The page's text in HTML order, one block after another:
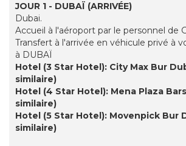
JOUR 1 - DUBAÏ (ARRIVÉE)
Dubai.
Accueil à l'aéroport par le personnel de
Transfert à l'arrivée en véhicule privé à
à DUBAÏ
Hotel (3 Star Hotel): City Max Bur
similaire)
Hotel (4 Star Hotel): Mena Plaza
similaire)
Hotel (5 Star Hotel): Movenpick Bur
similaire)